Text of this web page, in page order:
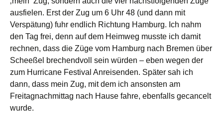
ausfielen. Erst der Zug um 6 Uhr 48 (und dann mit
Verspätung) fuhr endlich Richtung Hamburg. Ich nahm
den Tag frei, denn auf dem Heimweg musste ich damit
rechnen, dass die Züge vom Hamburg nach Bremen über
Scheeßel brechendvoll sein würden – eben wegen der
zum Hurricane Festival Anreisenden. Später sah ich
dann, dass mein Zug, mit dem ich ansonsten am
Freitagnachmittag nach Hause fahre, ebenfalls gecancelt
wurde.